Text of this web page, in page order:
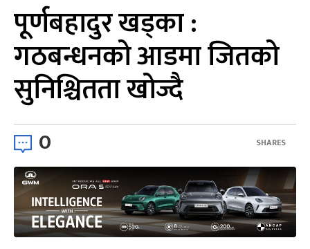
पूर्णबहादुर खड्का :
गठबन्धनको आडमा जितको
सुनिश्चितता खोज्दै
0 SHARES